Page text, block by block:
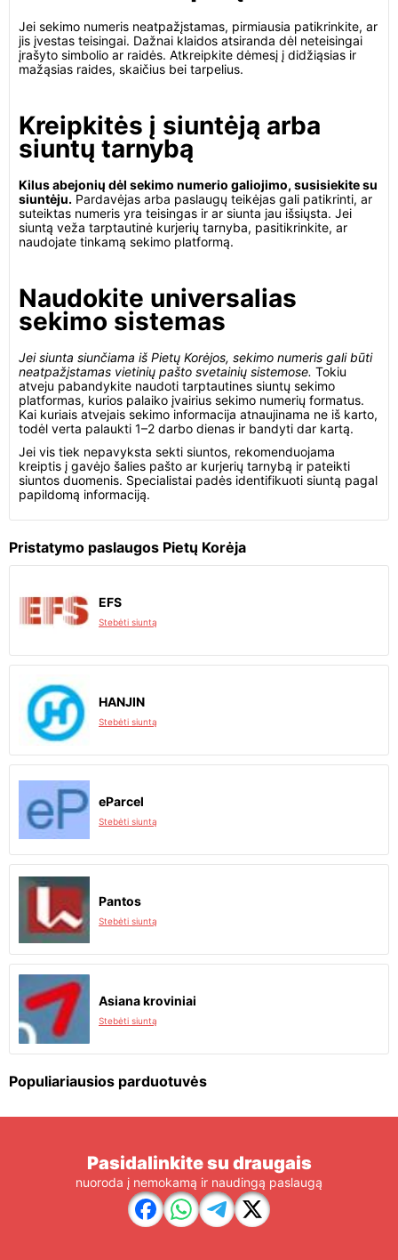
Jei sekimo numeris neatpažįstamas, pirmiausia patikrinkite, ar
jis įvestas teisingai. Dažnai klaidos atsiranda dėl neteisingai
įrašyto simbolio ar raidės. Atkreipkite dėmesį į didžiąsias ir
mažąsias raides, skaičius bei tarpelius.
Kreipkitės į siuntėją arba
siuntų tarnybą
Kilus abejonių dėl sekimo numerio galiojimo, susisiekite su
siuntėju. Pardavėjas arba paslaugų teikėjas gali patikrinti, ar
suteiktas numeris yra teisingas ir ar siunta jau išsiųsta. Jei
siuntą veža tarptautinė kurjerių tarnyba, pasitikrinkite, ar
naudojate tinkamą sekimo platformą.
Naudokite universalias
sekimo sistemas
Jei siunta siunčiama iš Pietų Korėjos, sekimo numeris gali būti
neatpažįstamas vietinių pašto svetainių sistemose. Tokiu
atveju pabandykite naudoti tarptautines siuntų sekimo
platformas, kurios palaiko įvairius sekimo numerių formatus.
Kai kuriais atvejais sekimo informacija atnaujinama ne iš karto,
todėl verta palaukti 1–2 darbo dienas ir bandyti dar kartą.
Jei vis tiek nepavyksta sekti siuntos, rekomenduojama
kreiptis į gavėjo šalies pašto ar kurjerių tarnybą ir pateikti
siuntos duomenis. Specialistai padės identifikuoti siuntą pagal
papildomą informaciją.
Pristatymo paslaugos Pietų Korėja
EFS
Stebėti siuntą
HANJIN
Stebėti siuntą
eParcel
Stebėti siuntą
Pantos
Stebėti siuntą
Asiana kroviniai
Stebėti siuntą
Populiariausios parduotuvės
Pasidalinkite su draugais
nuoroda į nemokamą ir naudingą paslaugą